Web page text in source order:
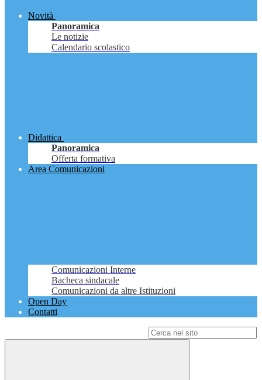
Novità
Panoramica
Le notizie
Calendario scolastico
Didattica
Panoramica
Offerta formativa
Area Comunicazioni
Comunicazioni Interne
Bacheca sindacale
Comunicazioni da altre Istituzioni
Open Day
Contatti